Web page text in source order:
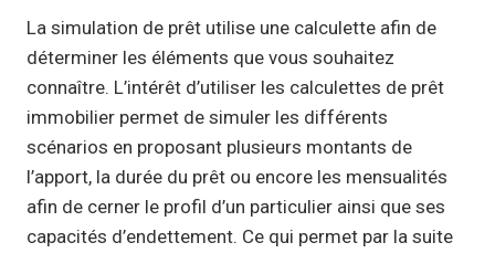
La simulation de prêt utilise une calculette afin de
déterminer les éléments que vous souhaitez
connaître. L’intérêt d’utiliser les calculettes de prêt
immobilier permet de simuler les différents
scénarios en proposant plusieurs montants de
l’apport, la durée du prêt ou encore les mensualités
afin de cerner le profil d’un particulier ainsi que ses
capacités d’endettement. Ce qui permet par la suite